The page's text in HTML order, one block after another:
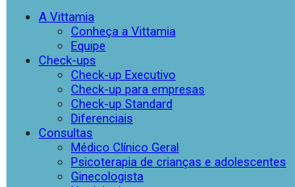
A Vittamia
Conheça a Vittamia
Equipe
Check-ups
Check-up Executivo
Check-up para empresas
Check-up Standard
Diferenciais
Consultas
Médico Clínico Geral
Psicoterapia de crianças e adolescentes
Ginecologista